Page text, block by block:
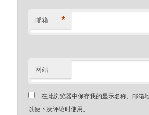
邮箱 *
网站
在此浏览器中保存我的显示名称、邮箱
以便下次评论时使用。